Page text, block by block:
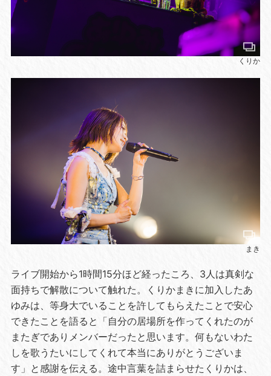
くりか
まき
ライブ開始から1時間15分ほど経ったころ、3人は真剣な
面持ちで解散について触れた。くりかまきに加入したあ
ゆみは、等身大でいることを許してもらえたことで安心
できたことを語ると「自分の居場所を作ってくれたのが
またぎでありメンバーだったと思います。何もないわた
しを歌うたいにしてくれて本当にありがとうございま
す」と感謝を伝える。途中言葉を詰まらせたくりかは、